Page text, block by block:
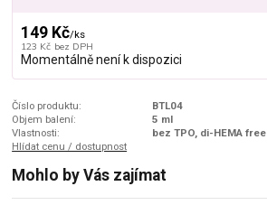
149 Kč/ks
123 Kč bez DPH
Momentálně není k dispozici
Číslo produktu:
BTL04
Objem balení:
5 ml
Vlastnosti:
bez TPO, di-HEMA free
Hlídat cenu / dostupnost
Mohlo by Vás zajímat